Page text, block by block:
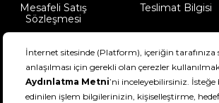
Mesafeli Satış
Sözleşmesi
Teslimat Bilgisi